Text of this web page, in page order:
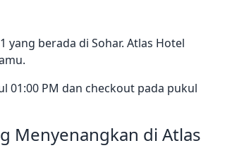
berada di Sohar. Atlas Hotel
01:00 PM dan checkout pada pukul
Menyenangkan di Atlas